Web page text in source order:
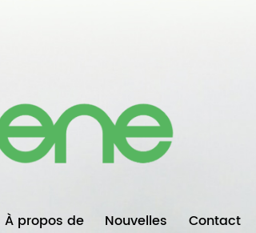
À propos de Nouvelles Contact